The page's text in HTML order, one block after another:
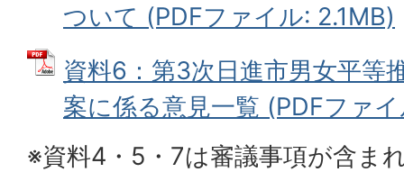
ついて (PDFファイル: 2.1MB)
資料6：第3次日進市男女平等
案に係る意見一覧 (PDFファ
※資料4・5・7は審議事項が含ま